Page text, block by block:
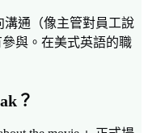
溝通（像主管對員工說
與。在美式英語的職
？